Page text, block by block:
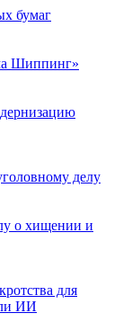
бумаг
Шиппинг»
делу
о хищении и
для
ИИ